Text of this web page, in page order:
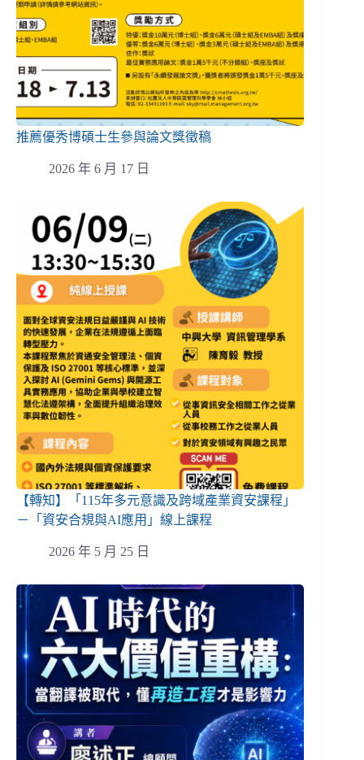
推薦優秀博碩士生參與論文獎徵稿
2026 年 6 月 17 日
【轉知】「115年多元意識及跨域產業資安課程」
－「資安合規與AI應用」線上課程
2026 年 5 月 25 日